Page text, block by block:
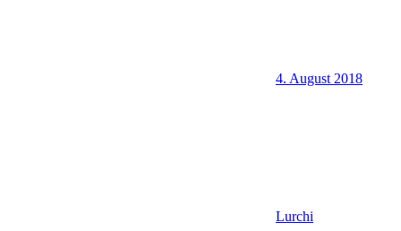
4. August 2018
Lurchi